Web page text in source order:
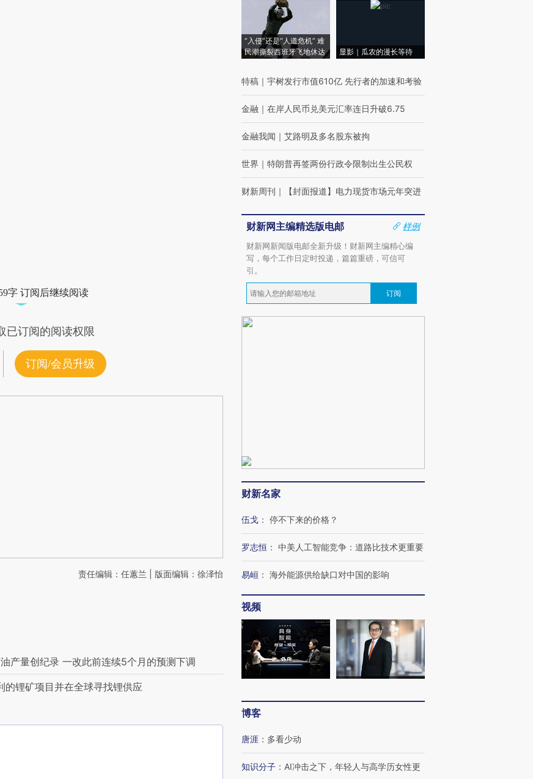
字 订阅后继续阅读
已订阅的阅读权限
订阅/会员升级
责任编辑：任蕙兰 | 版面编辑：徐泽怡
产量创纪录 一改此前连续5个月的预测下调
的锂矿项目并在全球寻找锂供应
“入侵”还是“人道危机” 难
民潮撕裂西班牙飞地休达
显影｜瓜农的漫长等待
特稿 ｜ 宇树发行市值610亿 先行者的加速和考验
金融 ｜ 在岸人民币兑美元汇率连日升破6.75
金融我闻 ｜ 艾路明及多名股东被拘
世界 ｜ 特朗普再签两份行政令限制出生公民权
财新周刊 ｜ 【封面报道】电力现货市场元年突进
财新网主编精选版电邮
样例
财新网新闻版电邮全新升级！财新网主编精心编
写，每个工作日定时投递，篇篇重磅，可信可
引。
订阅
财新名家
伍戈 ： 停不下来的价格？
罗志恒 ： 中美人工智能竞争：道路比技术更重要
易峘 ： 海外能源供给缺口对中国的影响
视频
博客
唐涯 ： 多看少动
知识分子 ： AI冲击之下，年轻人与高学历女性更